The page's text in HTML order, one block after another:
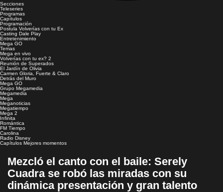
Secciones
Teleseries
Programas
Capítulos
Programación
Postula Volverías con tu Ex
Casting Dale Play
Entretenimiento
Mega GO
Temas
Mega en vivo
Volverías con tu ex? 2
Reunión de Superados
El Jardín de Olivia
Carmen Gloria, Fuerte & Claro
Detrás del Muro
Mega GO
Grupo Megamedia
Megamedia
Mega
Meganoticias
Megatiempo
Mega 2
Infinita
Romántica
FM Tiempo
Carolina
Radio Disney
Capítulos Mejores momentos
Mezcló el canto con el baile: Serely
Cuadra se robó las miradas con su
dinámica presentación y gran talento